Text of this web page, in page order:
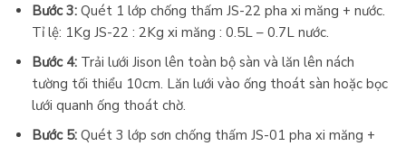
Bước 3:Quét 1 lớp chống thấm JS-22 pha xi măng + nước.
Tỉ lệ: 1Kg JS-22 : 2Kg xi măng : 0.5L – 0.7L nước.
Bước 4:Trải lưới Jison lên toàn bộ sàn và lăn lên nách
tường tối thiểu 10cm. Lăn lưới vào ống thoát sàn hoặc bọc
lưới quanh ống thoát chờ.
Bước 5:Quét 3 lớp sơn chống thấm JS-01 pha xi măng +